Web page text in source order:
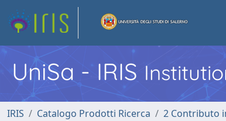
UniSa - IRIS
IRIS Catalogo Prodotti Ricerca 2 Contributo